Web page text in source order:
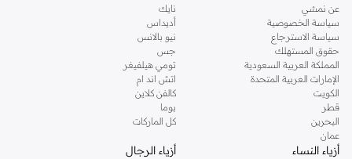
عن نمشي
سياسة الخصوصية
سياسة الاسترجاع
حقوق المستهلك
المملكة العربية السعودية
الإمارات العربية المتحدة
الكويت
قطر
البحرين
عمان
نايك
أديداس
نيو بالانس
جس
تومي هيلفيغر
اتش اند ام
كالفن كلاين
بوما
كل الماركات
أزياء النساء أزياء الرجال